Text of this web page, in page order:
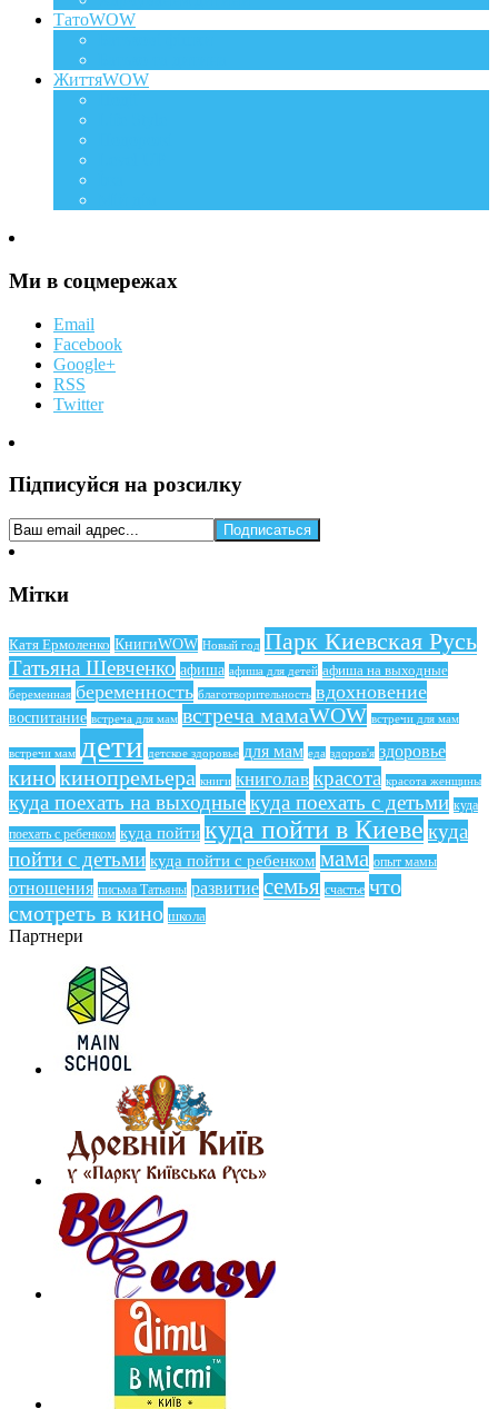
ТатоWOW
ЖиттяWOW
Ми в соцмережах
Email
Facebook
Google+
RSS
Twitter
Підписуйся на розсилку
Мітки
Катя Ермоленко КнигиWOW Новый год Парк Киевская Русь
Татьяна Шевченко афиша афиша для детей афиша на выходные
беременная беременность благотворительность вдохновение
воспитание встреча для мам встреча мамаWOW встречи для мам
встречи мам дети детское здоровье для мам еда здоров'я здоровье
кинокинопремьера книги книголав красота красота женщины
куда поехать на выходныекуда поехать с детьми куда
поехать с ребенком куда пойти куда пойти в Киеве куда
пойти с детьми куда пойти с ребенком мама опыт мамы
отношения письма Татьяны развитие семья счастье что
смотреть в кино школа
Партнери